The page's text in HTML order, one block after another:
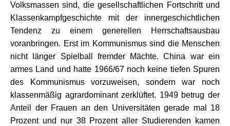
Volksmassen sind, die gesellschaftlichen Fortschritt und
Klassenkampfgeschichte mit der innergeschichtlichen
Tendenz zu einem generellen Herrschaftsausbau
voranbringen. Erst im Kommunismus sind die Menschen
nicht länger Spielball fremder Mächte. China war ein
armes Land und hatte 1966/67 noch keine tiefen Spuren
des Kommunismus vorzuweisen, sondern war noch
klassenmäßig agrardominant zerklüftet. 1949 betrug der
Anteil der Frauen an den Universitäten gerade mal 18
Prozent und nur 38 Prozent aller Studierenden kamen